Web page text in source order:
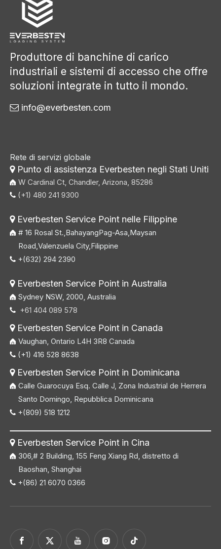
Produttore di banchine di carico
industriali e sistemi di accesso che offre
soluzioni integrate in tutto il mondo.
 info@everbesten.com
Rete di servizi globale
Punto di assistenza Everbesten negli Stati Uniti
W Cardinal Ct, Chandler, Arizona, 85286
 (+1) 480 241 9300
Everbesten Service Point nelle Filippine
# 16 Rosal St.,BahayangPag-Asa,Maysan
Road,Valenzuela City,Filippine
 +(632) 294 2390
Everbesten Service Point in Australia
Sydney NSW, 2000, Australia
 +61 404 089 578
Everbesten Service Point in Canada
Vaughan, Ontario L4H 3R8 Canada
 (+1) 416 528 8638
Everbesten Service Point in Dominicana
Calle Guarocuya Esq. Calle J, Zona Industrial de Herrera
Santo Domingo, Repubblica Dominicana
 +(809) 518 1212
Everbesten Service Point in Cina
306,# 2 Building, 155 Feng Xiang Rd, distretto di
Baoshan, Shanghai
 +(86) 21 6070 0366